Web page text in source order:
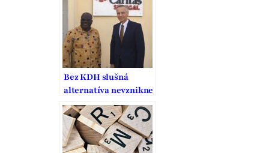
Slovensku
Bez KDH slušná
alternatíva nevznikne